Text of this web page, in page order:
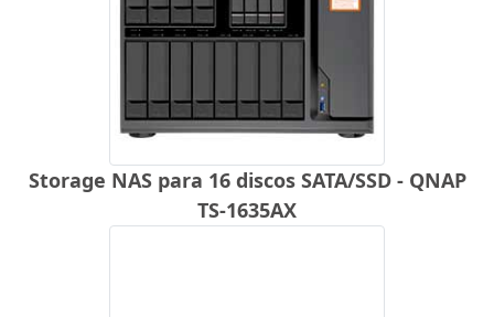
Storage NAS para 16 discos SATA/SSD - QNAP
TS-1635AX